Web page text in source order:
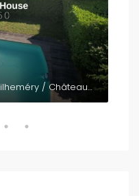
Côte Pavée, Bonhoure / Guilheméry / Château de l'Hers / Limayrac / Côte Pavée, Toulouse, Haute-Garonne, Occitanie, France métropolitaine, 31400, France